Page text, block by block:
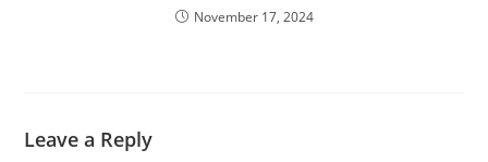
November 17, 2024
Leave a Reply